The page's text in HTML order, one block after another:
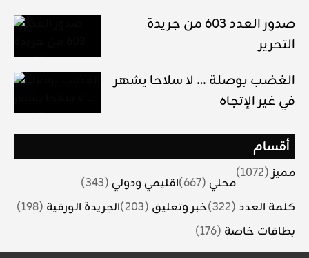
صدور العدد 603 من جريدة
التحرير
الغضب بوصلة … لا سلاحا يشهر
في غير الإتجاه
أقسام
مميز(1072)
محلي (667) اقليمي ودولي (343)
كلمة العدد (322) خبر وتعليق (203) الجريدة الورقية (198)
بطاقات خاصة (176)